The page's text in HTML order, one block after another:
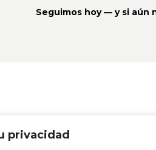
privacidad
Seguimos hoy — y si aún